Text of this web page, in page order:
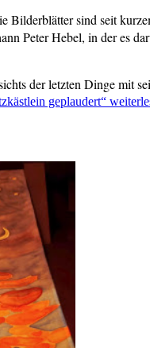
Bilderblätter sind seit
Peter Hebel, in der es
der letzten Dinge mit
geplaudert“